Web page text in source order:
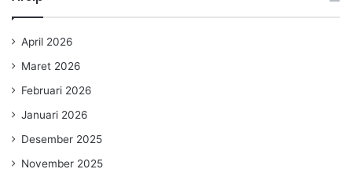
April 2026
Maret 2026
Februari 2026
Januari 2026
Desember 2025
November 2025